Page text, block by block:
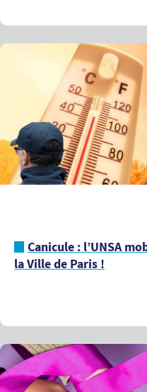
Canicule : l’UNSA
la Ville de Paris !